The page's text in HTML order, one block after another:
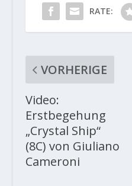
RATE:
VORHERIGE
Video:
Erstbegehung
„Crystal Ship“
(8C) von Giuliano
Cameroni